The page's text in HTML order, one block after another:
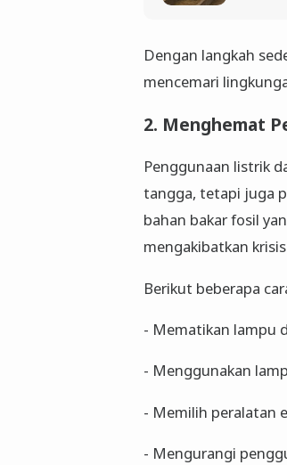
Dengan langkah
mencemari
2. Menghemat
Penggunaan listrik
tangga, tetapi juga
bahan bakar fosil
mengakibatkan
Berikut beberapa
- Mematikan lampu
- Menggunakan
- Memilih peralatan
- Mengurangi